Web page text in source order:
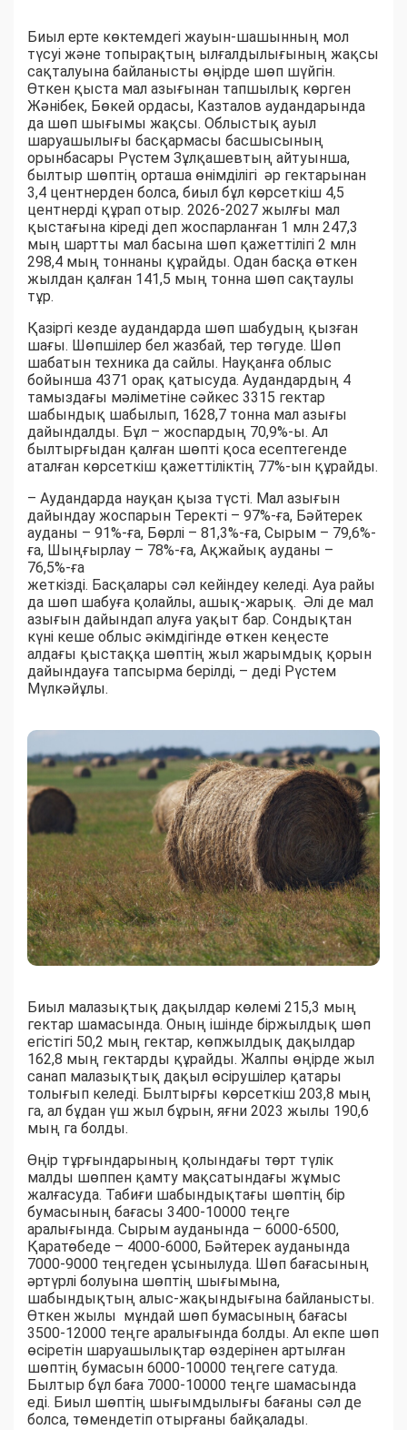
Биыл ерте көктемдегі жауын-шашынның мол
түсуі және топырақтың ылғалдылығының жақсы
сақталуына байланысты өңірде шөп шүйгін.
Өткен қыста мал азығынан тапшылық көрген
Жәнібек, Бөкей ордасы, Казталов аудандарында
да шөп шығымы жақсы. Облыстық ауыл
шаруашылығы басқармасы басшысының
орынбасары Рүстем Зұлқашевтың айтуынша,
былтыр шөптің орташа өнімділігі әр гектарынан
3,4 центнерден болса, биыл бұл көрсеткіш 4,5
центнерді құрап отыр. 2026-2027 жылғы мал
қыстағына кіреді деп жоспарланған 1 млн 247,3
мың шартты мал басына шөп қажеттілігі 2 млн
298,4 мың тоннаны құрайды. Одан басқа өткен
жылдан қалған 141,5 мың тонна шөп сақтаулы
тұр.
Қазіргі кезде аудандарда шөп шабудың қызған
шағы. Шөпшілер бел жазбай, тер төгуде. Шөп
шабатын техника да сайлы. Науқанға облыс
бойынша 4371 орақ қатысуда. Аудандардың 4
тамыздағы мәліметіне сәйкес 3315 гектар
шабындық шабылып, 1628,7 тонна мал азығы
дайындалды. Бұл – жоспардың 70,9%-ы. Ал
былтырғыдан қалған шөпті қоса есептегенде
аталған көрсеткіш қажеттіліктің 77%-ын құрайды.
– Аудандарда науқан қыза түсті. Мал азығын
дайындау жоспарын Теректі – 97%-ға, Бәйтерек
ауданы – 91%-ға, Бөрлі – 81,3%-ға, Сырым – 79,6%-
ға, Шыңғырлау – 78%-ға, Ақжайық ауданы –
76,5%-ға
жеткізді. Басқалары сәл кейіндеу келеді. Ауа райы
да шөп шабуға қолайлы, ашық-жарық. Әлі де мал
азығын дайындап алуға уақыт бар. Сондықтан
күні кеше облыс әкімдігінде өткен кеңесте
алдағы қыстаққа шөптің жыл жарымдық қорын
дайындауға тапсырма берілді, – деді Рүстем
Мүлкәйұлы.
Биыл малазықтық дақылдар көлемі 215,3 мың
гектар шамасында. Оның ішінде біржылдық шөп
егістігі 50,2 мың гектар, көпжылдық дақылдар
162,8 мың гектарды құрайды. Жалпы өңірде жыл
санап малазықтық дақыл өсірушілер қатары
толығып келеді. Былтырғы көрсеткіш 203,8 мың
га, ал бұдан үш жыл бұрын, яғни 2023 жылы 190,6
мың га болды.
Өңір тұрғындарының қолындағы төрт түлік
малды шөппен қамту мақсатындағы жұмыс
жалғасуда. Табиғи шабындықтағы шөптің бір
бумасының бағасы 3400-10000 теңге
аралығында. Сырым ауданында – 6000-6500,
Қаратөбеде – 4000-6000, Бәйтерек ауданында
7000-9000 теңгеден ұсынылуда. Шөп бағасының
әртүрлі болуына шөптің шығымына,
шабындықтың алыс-жақындығына байланысты.
Өткен жылы мұндай шөп бумасының бағасы
3500-12000 теңге аралығында болды. Ал екпе шөп
өсіретін шаруашылықтар өздерінен артылған
шөптің бумасын 6000-10000 теңгеге сатуда.
Былтыр бұл баға 7000-10000 теңге шамасында
еді. Биыл шөптің шығымдылығы бағаны сәл де
болса, төмендетіп отырғаны байқалады.